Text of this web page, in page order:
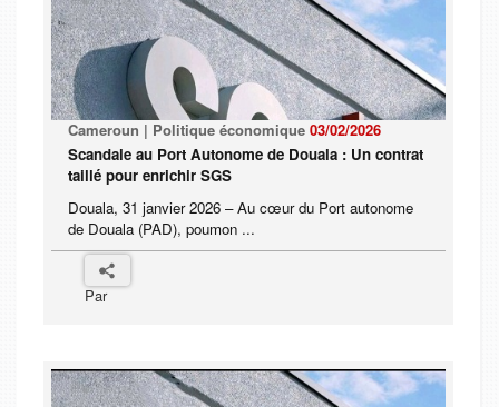
Cameroun | Politique économique 03/02/2026
Scandale au Port Autonome de Douala : Un contrat
taillé pour enrichir SGS
Douala, 31 janvier 2026 – Au cœur du Port autonome
de Douala (PAD), poumon ...
Par